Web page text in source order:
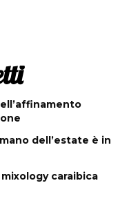
dell’estate è in
caraibica